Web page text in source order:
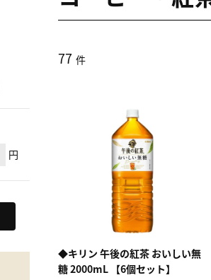
円
77 件
◆キリン 午後の紅茶 おいしい無
糖 2000mL 【6個セット】